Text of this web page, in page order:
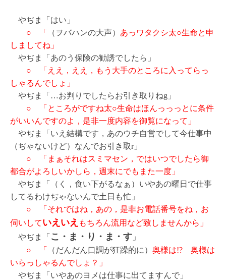
やぢま「はい」
○ 「
（ヲバハンの大声） あっワタクシ太○生命と申
しましてね」
やぢま「あのう保険の勧誘でしたら」
○ 「ええ，ええ，もう大手のところに入ってらっ
しゃるんでしょ」
やぢま「…お判りでしたらお引き取りねg」
○ 「ところがですね太○生命はほんっっっとに条件
がいいんですのよ，是非一度内容を御覧になって」
やぢま「いえ結構です，あのウチ自営でして今仕事中
（ぢゃないけど）なんでお引き取r」
○ 「まぁそれはスミマセン，ではいつでしたら御
都合がよろしいかしら，週末にでもまた一度」
やぢま「（く，食い下がるなぁ）いやあの曜日で仕事
してるわけぢゃないんで土日も忙」
○ 「それではね，あの，是非お電話番号をね，お
伺いしていえいえ もちろん流用など致しませんから」
やぢま「 こ・ま・り・ま・す 」
○ 「
（だんだん口調が狂躁的に） 奥様は!? 奥様は
いらっしゃるんでしょ？」
やぢま「いやあのヨメは仕事に出てますんで」